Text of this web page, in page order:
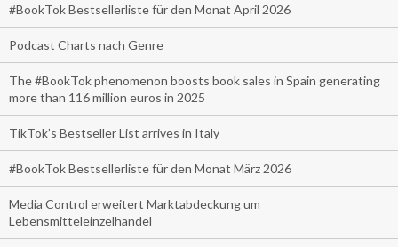
#BookTok Bestsellerliste für den Monat April 2026
Podcast Charts nach Genre
The #BookTok phenomenon boosts book sales in Spain generating
more than 116 million euros in 2025
TikTok’s Bestseller List arrives in Italy
#BookTok Bestsellerliste für den Monat März 2026
Media Control erweitert Marktabdeckung um
Lebensmitteleinzelhandel